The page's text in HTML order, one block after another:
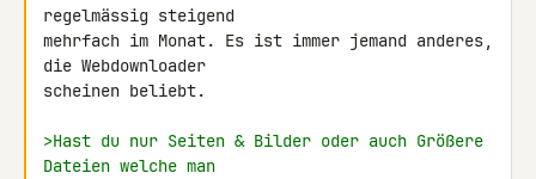
regelmässig steigend
mehrfach im Monat. Es ist immer jemand anderes,
die Webdownloader
scheinen beliebt.
>Hast du nur Seiten & Bilder oder auch Größere
Dateien welche man